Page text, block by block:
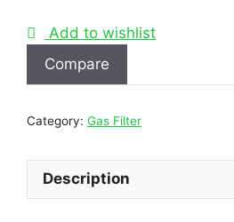
Add to wishlist
Compare
Category: Gas Filter
Description